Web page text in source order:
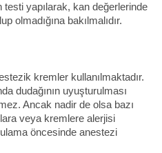
yapılarak, kan değerlerinde
olmadığına bakılmalıdır.
kremler kullanılmaktadır.
dudağının uyuşturulması
Ancak nadir de olsa bazı
veya kremlere alerjisi
öncesinde anestezi